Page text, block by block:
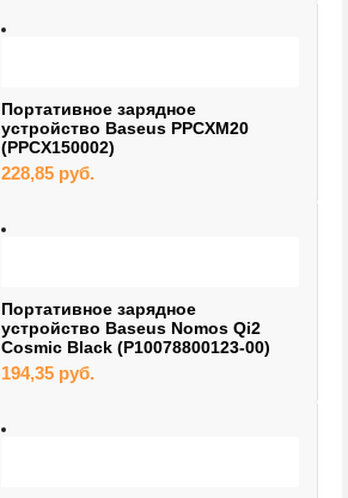
Портативное зарядное
устройство Baseus PPCXM20
(PPCX150002)
228,85 руб.
Портативное зарядное
устройство Baseus Nomos Qi2
Cosmic Black (P10078800123-00)
194,35 руб.